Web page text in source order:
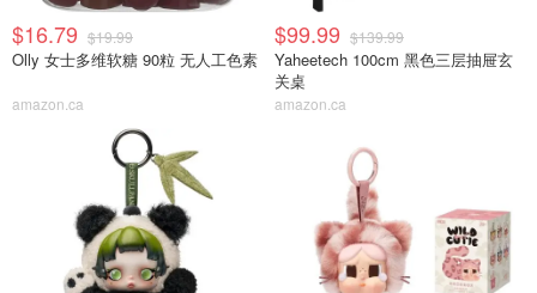
$16.79 $19.99
Olly 女士多维软糖 90粒 无人工色素
amazon.ca
$99.99 $139.99
Yaheetech 100cm 黑色三层抽屉玄
关桌
amazon.ca